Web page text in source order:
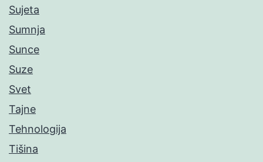
Sujeta
Sumnja
Sunce
Suze
Svet
Tajne
Tehnologija
Tišina